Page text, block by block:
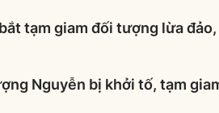
tạm giam đối tượng lừa
Nguyễn bị khởi tố, tạm